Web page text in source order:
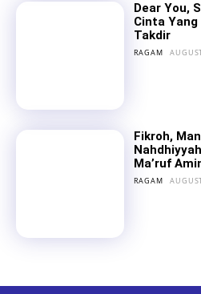
Dear You,
Cinta
Takdir
RAGAM
Fikroh,
Ma’ruf
RAGAM